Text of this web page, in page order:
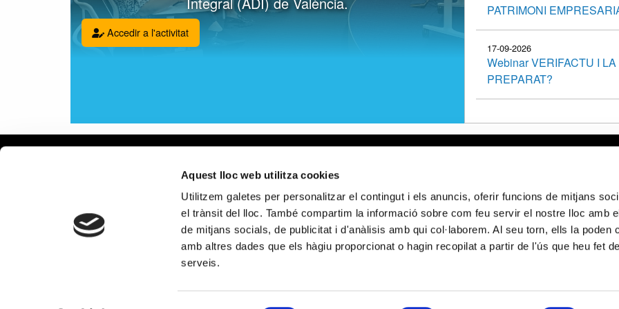
Aquest lloc web utilitza cookies
Utilitzem galetes per personalitzar el contingut i els anuncis, oferir funcions de mitjans
el trànsit del lloc. També compartim la informació sobre com feu servir el nostre lloc amb
de mitjans socials, de publicitat i d'anàlisis amb qui col·laborem. Al seu torn, ells la poden
amb altres dades que els hàgiu proporcionat o hagin recopilat a partir de l'ús que heu fet
serveis.
Accedir a l'activitat
PATRIMONI
17-09-2026
Webinar VERIFACTU I
PREPARAT?
Política de privacitat
Política de cookies
Política de privacitat en
xarxes socials
Delegació
Delegació
Delegació
PROGRAMA KIT DIGITAL COFINANÇAT PELS FONS NEXT GENERATION (EU) DEL MECANISME DE